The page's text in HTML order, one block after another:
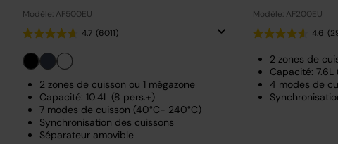
Modèle: AF500EU
4.7 (6011)
2 zones de cuisson ou 1 mégazone
Capacité: 10.4L (8 pers.+)
7 modes de cuisson (40°C- 240°C)
Synchronisation des cuissons
Séparateur amovible
Modèle: AF200EU
4.6
2 zones de
Capacité: 7.6L
4 modes de